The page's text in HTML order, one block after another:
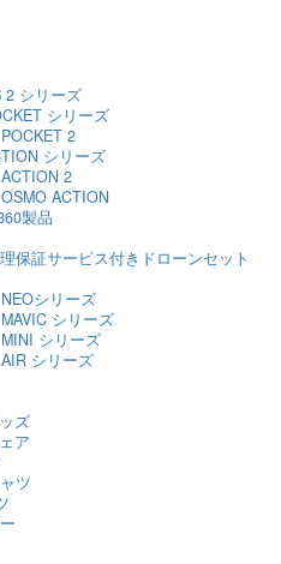
2 シリーズ
シリーズ
POCKET 2
シリーズ
ACTION 2
OSMO ACTION
製品
保証サービス付きドローンセット
NEOシリーズ
MAVIC シリーズ
MINI シリーズ
AIR シリーズ
ズ
ア
ツ